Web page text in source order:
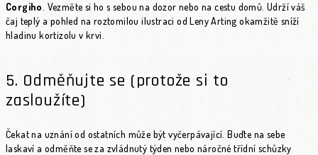
Corgiho . Vezměte si ho s sebou na dozor nebo na cestu domů. Udrží váš
čaj teplý a pohled na roztomilou ilustraci od Leny Arting okamžitě sníží
hladinu kortizolu v krvi.
5. Odměňujte se (protože si to
zasloužíte)
Čekat na uznání od ostatních může být vyčerpávající. Buďte na sebe
laskaví a odměňte se za zvládnutý týden nebo náročné třídní schůzky